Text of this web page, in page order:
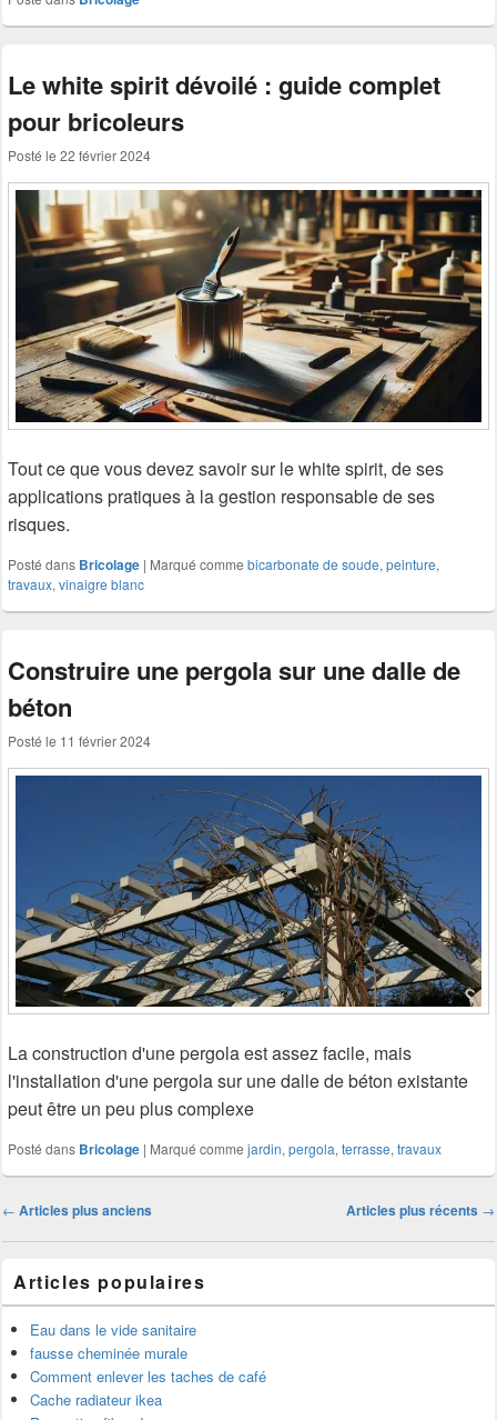
Le white spirit dévoilé : guide complet
pour bricoleurs
Posté le 22 février 2024
Tout ce que vous devez savoir sur le white spirit, de ses
applications pratiques à la gestion responsable de ses
risques.
Posté dans Bricolage | Marqué comme bicarbonate de soude, peinture,
travaux, vinaigre blanc
Construire une pergola sur une dalle de
béton
Posté le 11 février 2024
La construction d'une pergola est assez facile, mais
l'installation d'une pergola sur une dalle de béton existante
peut être un peu plus complexe
Posté dans Bricolage | Marqué comme jardin, pergola, terrasse, travaux
Navigation
dans
articles
← Articles plus anciens Articles plus récents →
Articles populaires
Eau dans le vide sanitaire
fausse cheminée murale
Comment enlever les taches de café
Cache radiateur ikea